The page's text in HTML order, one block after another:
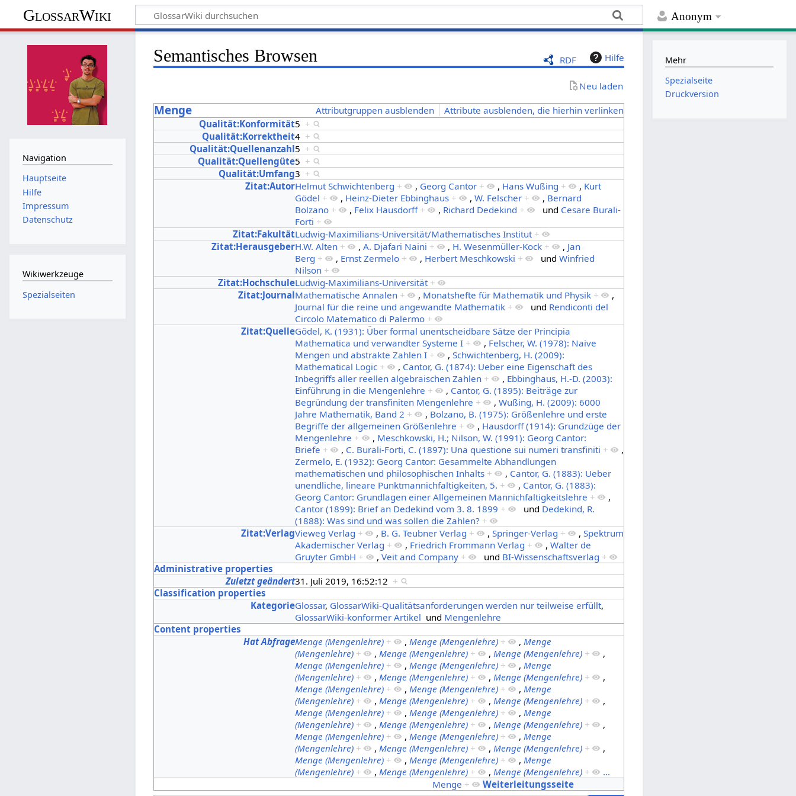
Anonym
GlossarWiki
RDF Hilfe
Semantisches Browsen
Neu laden
Menge Attributgruppen ausblenden
Attribute ausblenden, die hierhin verlinken
Qualität:Konformität5 +
Qualität:Korrektheit4 +
Qualität:Quellenanzahl5 +
Qualität:Quellengüte5 +
Qualität:Umfang3 +
Zitat:AutorHelmut Schwichtenberg + , Georg Cantor + , Hans Wußing + , Kurt
Gödel + , Heinz-Dieter Ebbinghaus + ,W. Felscher + , Bernard
Bolzano + , Felix Hausdorff + , Richard Dedekind + und Cesare Burali-
Forti +
Zitat:FakultätLudwig-Maximilians-Universität/Mathematisches Institut +
Zitat:HerausgeberH.W. Alten + ,A. Djafari Naini + , H. Wesenmüller-Kock + , Jan
Berg + , Ernst Zermelo + , Herbert Meschkowski + undWinfried
Nilson +
Zitat:HochschuleLudwig-Maximilians-Universität +
Zitat:JournalMathematische Annalen + , Monatshefte für Mathematik und Physik +
,
Journal für die reine und angewandte Mathematik + und Rendiconti del
Circolo Matematico di Palermo +
Zitat:QuelleGödel, K. (1931): Über formal unentscheidbare Sätze der Principia
Mathematica und verwandter Systeme I + , Felscher, W. (1978): Naive
Mengen und abstrakte Zahlen I + ,Schwichtenberg, H. (2009):
Mathematical Logic + , Cantor, G. (1874): Ueber eine Eigenschaft des
Inbegriffs aller reellen algebraischen Zahlen + , Ebbinghaus, H.-D. (2003):
Einführung in die Mengenlehre + , Cantor, G. (1895): Beiträge zur
Begründung der transfiniten Mengenlehre + ,Wußing, H. (2009): 6000
Jahre Mathematik, Band 2 + , Bolzano, B. (1975): Größenlehre und erste
Begriffe der allgemeinen Größenlehre + , Hausdorff (1914): Grundzüge der
Mengenlehre + , Meschkowski, H.; Nilson, W. (1991): Georg Cantor:
Briefe + , C. Burali-Forti, C. (1897): Una questione sui numeri transfiniti +
,
Zermelo, E. (1932): Georg Cantor: Gesammelte Abhandlungen
mathematischen und philosophischen Inhalts + , Cantor, G. (1883): Ueber
unendliche, lineare Punktmannichfaltigkeiten, 5. + , Cantor, G. (1883):
Georg Cantor: Grundlagen einer Allgemeinen Mannichfaltigkeitslehre +
,
Cantor (1899): Brief an Dedekind vom 3. 8. 1899 + und Dedekind, R.
(1888): Was sind und was sollen die Zahlen? +
Zitat:VerlagVieweg Verlag + , B. G. Teubner Verlag + ,Springer-Verlag + ,Spektrum
Akademischer Verlag + , Friedrich Frommann Verlag + ,Walter de
Gruyter GmbH + ,Veit and Company + und BI-Wissenschaftsverlag +
Administrative properties
Zuletzt geändert31. Juli 2019, 16:52:12 +
Classification properties
KategorieGlossar, GlossarWiki-Qualitätsanforderungen werden nur teilweise erfüllt,
GlossarWiki-konformer Artikel und Mengenlehre
Content properties
Hat AbfrageMenge (Mengenlehre) + , Menge (Mengenlehre) + , Menge
(Mengenlehre) + , Menge (Mengenlehre) + , Menge (Mengenlehre) +
,
Menge (Mengenlehre) + , Menge (Mengenlehre) + , Menge
(Mengenlehre) + , Menge (Mengenlehre) + , Menge (Mengenlehre) +
,
Menge (Mengenlehre) + , Menge (Mengenlehre) + , Menge
(Mengenlehre) + , Menge (Mengenlehre) + , Menge (Mengenlehre) +
,
Menge (Mengenlehre) + , Menge (Mengenlehre) + , Menge
(Mengenlehre) + , Menge (Mengenlehre) + , Menge (Mengenlehre) +
,
Menge (Mengenlehre) + , Menge (Mengenlehre) + , Menge
(Mengenlehre) + , Menge (Mengenlehre) + , Menge (Mengenlehre) +
,
Menge (Mengenlehre) + , Menge (Mengenlehre) + , Menge
(Mengenlehre) + , Menge (Mengenlehre) + , Menge (Mengenlehre) +
...
Weiterleitungsseite
Menge +
Navigation
Hauptseite
Hilfe
Impressum
Datenschutz
Wikiwerkzeuge
Spezialseiten
Mehr
Spezialseite
Druckversion